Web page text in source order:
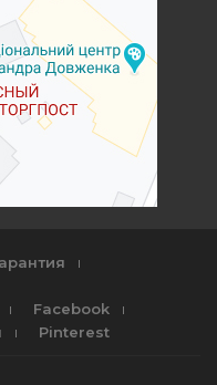
Facebook
Pinterest